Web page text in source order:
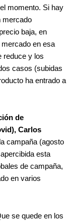
momento. Si hay
mercado
baja, en
en esa
reduce y los
casos (subidas
ha entrado a
de
Carlos
campaña (agosto
esta
de campaña,
en varios
se quede en los